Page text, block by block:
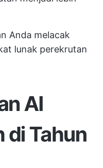
Anda melacak
lunak perekrutan
AI
di Tahun